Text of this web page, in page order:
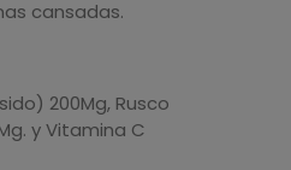
cansadas.
200Mg, Rusco
y Vitamina C